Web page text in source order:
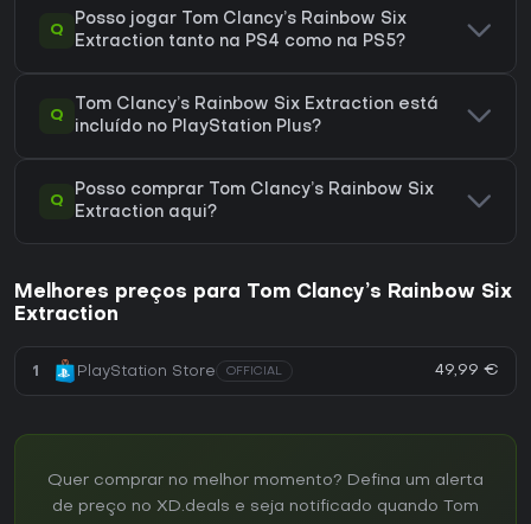
Q
Posso jogar Tom Clancy’s Rainbow Six
Extraction tanto na PS4 como na PS5?
Q
Tom Clancy’s Rainbow Six Extraction está
incluído no PlayStation Plus?
Q
Posso comprar Tom Clancy’s Rainbow Six
Extraction aqui?
Melhores preços para Tom Clancy’s Rainbow Six
Extraction
1 PlayStation Store OFFICIAL 49,99 €
Quer comprar no melhor momento? Defina um alerta
de preço no XD.deals e seja notificado quando Tom